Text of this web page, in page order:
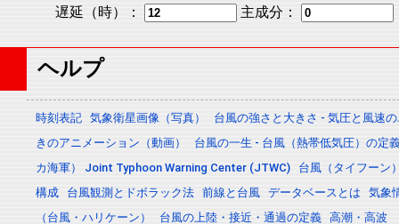
遅延（時）： 主成分：
ヘルプ
時刻表記 気象衛星画像（写真）
台風の強さと大きさ - 気圧と風速
きのアニメーション（動画）
台風の一生 - 台風（熱帯低気圧）の定
カ海軍） Joint Typhoon Warning Center (JTWC)
台風（タイフーン
構成
台風観測とドボラック法 前線と台風 データベースとは
気象
（台風・ハリケーン）
台風の上陸・接近・通過の定義 高潮・高波